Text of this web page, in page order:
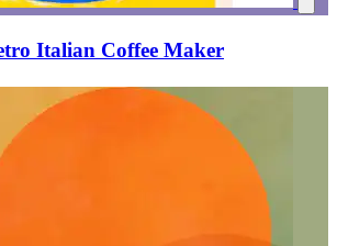
Italian Coffee Maker